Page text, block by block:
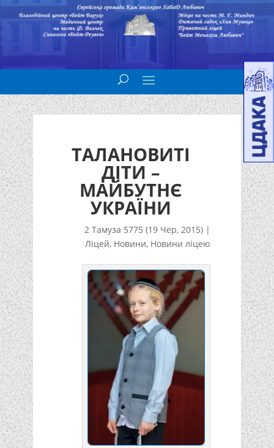
ТАЛАНОВИТІ
ДІТИ –
МАЙБУТНЄ
УКРАЇНИ
2 Тамуза 5775 (19 Чер, 2015) |
Ліцей, Новини, Новини ліцею